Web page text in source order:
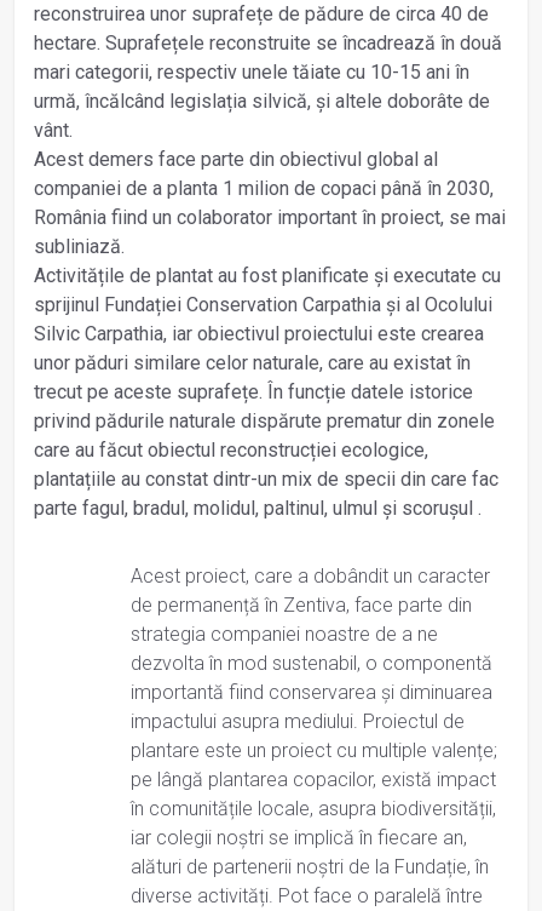
reconstruirea unor suprafețe de pădure de circa 40 de
hectare. Suprafețele reconstruite se încadrează în două
mari categorii, respectiv unele tăiate cu 10-15 ani în
urmă, încălcând legislația silvică, și altele doborâte de
vânt.
Acest demers face parte din obiectivul global al
companiei de a planta 1 milion de copaci până în 2030,
România fiind un colaborator important în proiect, se mai
subliniază.
Activitățile de plantat au fost planificate și executate cu
sprijinul Fundației Conservation Carpathia și al Ocolului
Silvic Carpathia, iar obiectivul proiectului este crearea
unor păduri similare celor naturale, care au existat în
trecut pe aceste suprafețe. În funcție datele istorice
privind pădurile naturale dispărute prematur din zonele
care au făcut obiectul reconstrucției ecologice,
plantațiile au constat dintr-un mix de specii din care fac
parte fagul, bradul, molidul, paltinul, ulmul și scorușul .
Acest proiect, care a dobândit un caracter
de permanență în Zentiva, face parte din
strategia companiei noastre de a ne
dezvolta în mod sustenabil, o componentă
importantă fiind conservarea și diminuarea
impactului asupra mediului. Proiectul de
plantare este un proiect cu multiple valențe;
pe lângă plantarea copacilor, există impact
în comunitățile locale, asupra biodiversității,
iar colegii noștri se implică în fiecare an,
alături de partenerii noștri de la Fundație, în
diverse activități. Pot face o paralelă între